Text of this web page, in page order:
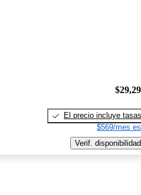
El precio incluye tasas
$569/mes
Verif. disponibilidad